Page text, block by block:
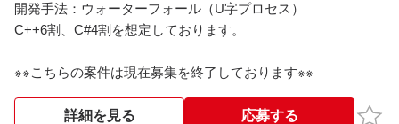
開発手法：ウォーターフォール（U字プロセス）
C++6割、C#4割を想定しております。
※※こちらの案件は現在募集を終了しております※※​
詳細を見る 応募する お気